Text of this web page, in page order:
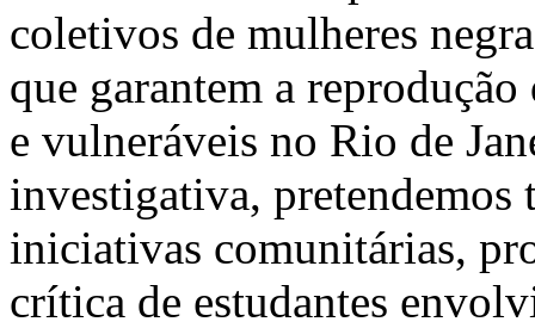
coletivos de mulheres
que garantem a
e vulneráveis no Rio de
investigativa, pretendemos
iniciativas comunitárias,
crítica de estudantes